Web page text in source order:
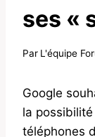
ses «
Par L'équipe
Google
la possibilité
téléphones